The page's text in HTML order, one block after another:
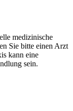
medizinische
Sie bitte einen Arzt
kann eine
sein.